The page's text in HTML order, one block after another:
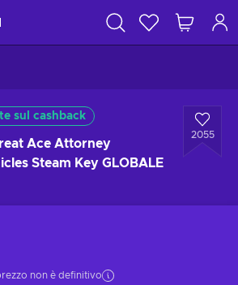
sul cashback
Ace Attorney
Steam Key GLOBALE
2055
non è definitivo